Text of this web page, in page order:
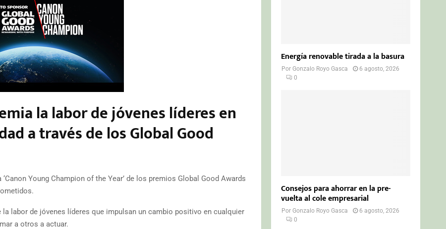
la labor de jóvenes líderes en
a través de los Global Good
Young Champion of the Year’ de los premios Global Good Awards
la labor de jóvenes líderes que impulsan un cambio positivo en cualquier
a otros a actuar.
Energía renovable tirada a la basura
PorGonzalo Royo Gasca
6 agosto, 2026
0
Consejos para ahorrar en la pre-
vuelta al cole empresarial
PorGonzalo Royo Gasca
6 agosto, 2026
0